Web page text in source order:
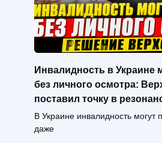
Инвалидность в Украине
без личного осмотра:
поставил точку в
В Украине инвалидность могут
даже